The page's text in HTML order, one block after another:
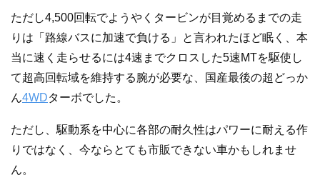
ただし4,500回転でようやくタービンが目覚めるまでの走
りは「路線バスに加速で負ける」と言われたほど眠く、本
当に速く走らせるには4速までクロスした5速MTを駆使し
て超高回転域を維持する腕が必要な、国産最後の超どっか
ん4WDターボでした。
ただし、駆動系を中心に各部の耐久性はパワーに耐える作
りではなく、今ならとても市販できない車かもしれませ
ん。